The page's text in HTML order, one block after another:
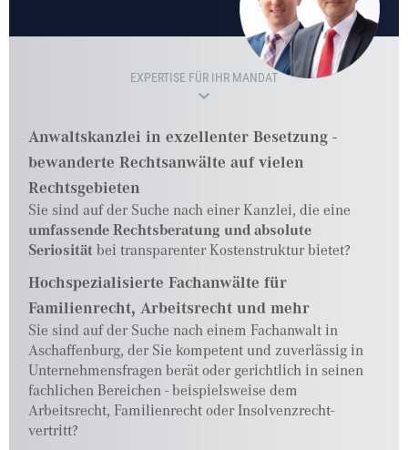
EXPERTISE FÜR IHR MANDAT
Anwaltskanzlei in exzellenter Besetzung -
bewanderte Rechtsanwälte auf vielen
Rechtsgebieten
Sie sind auf der Suche nach einer Kanzlei, die eine
umfassende Rechtsberatung und absolute
Seriositätbei transparenter Kostenstruktur bietet?
Hochspezialisierte Fachanwälte für
Familienrecht, Arbeitsrecht und mehr
Sie sind auf der Suche nach einem Fachanwalt in
Aschaffenburg, der Sie kompetent und zuverlässig in
Unternehmensfragen berät oder gerichtlich in seinen
fachlichen Bereichen - beispielsweise dem
Arbeitsrecht, Familienrecht oder Insolvenzrecht-
vertritt?